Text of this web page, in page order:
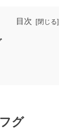
目次
グ